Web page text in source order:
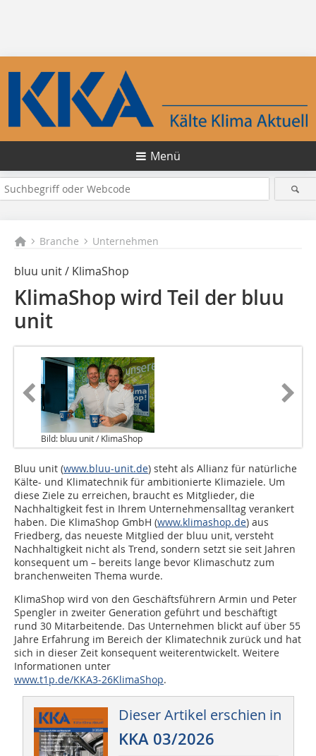
Menü
Branche Unternehmen
bluu unit / KlimaShop
KlimaShop wird Teil der bluu
unit
Bild: bluu unit / KlimaShop
Bluu unit (www.bluu-unit.de) steht als Allianz für natürliche
Kälte- und Klimatechnik für ambitionierte Klimaziele. Um
diese Ziele zu erreichen, braucht es Mitglieder, die
Nachhaltigkeit fest in Ihrem Unternehmensalltag verankert
haben. Die KlimaShop GmbH (www.klima­shop.de) aus
Friedberg, das neueste Mitglied der bluu unit, versteht
Nachhaltigkeit nicht als Trend, sondern setzt sie seit Jahren
konsequent um – bereits lange bevor Klimaschutz zum
branchenweiten Thema wurde.
KlimaShop wird von den Geschäftsführern Armin und Peter
Spengler in zweiter Generation geführt und beschäftigt
rund 30 Mitarbeitende. Das Unternehmen blickt auf über 55
Jahre Erfahrung im Bereich der Klimatechnik zurück und hat
sich in dieser Zeit konsequent weiterentwickelt. Weitere
Informationen unter
www.t1p.de/KKA3-26KlimaShop.
Dieser Artikel erschien in
KKA 03/2026